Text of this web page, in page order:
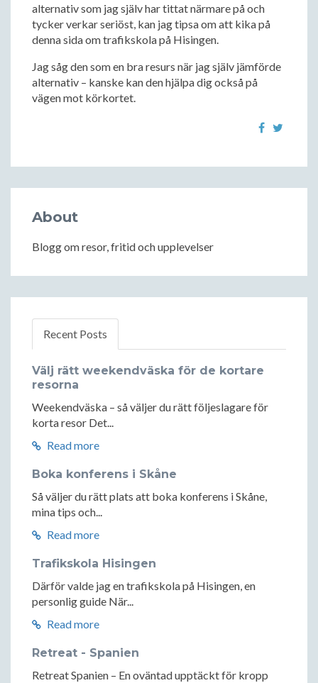
alternativ som jag själv har tittat närmare på och
tycker verkar seriöst, kan jag tipsa om att kika på
denna sida om trafikskola på Hisingen.
Jag såg den som en bra resurs när jag själv jämförde
alternativ – kanske kan den hjälpa dig också på
vägen mot körkortet.
About
Blogg om resor, fritid och upplevelser
Recent Posts
Välj rätt weekendväska för de kortare
resorna
Weekendväska – så väljer du rätt följeslagare för
korta resor Det...
Read more
Boka konferens i Skåne
Så väljer du rätt plats att boka konferens i Skåne,
mina tips och...
Read more
Trafikskola Hisingen
Därför valde jag en trafikskola på Hisingen, en
personlig guide När...
Read more
Retreat - Spanien
Retreat Spanien – En oväntad upptäckt för kropp